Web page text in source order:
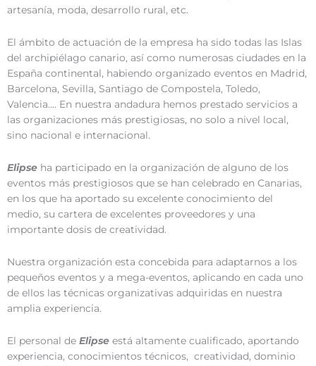
artesanía, moda, desarrollo rural, etc.
El ámbito de actuación de la empresa ha sido todas las Islas
del archipiélago canario, así como numerosas ciudades en la
España continental, habiendo organizado eventos en Madrid,
Barcelona, Sevilla, Santiago de Compostela, Toledo,
Valencia…. En nuestra andadura hemos prestado servicios a
las organizaciones más prestigiosas, no solo a nivel local,
sino nacional e internacional.
Elipse ha participado en la organización de alguno de los
eventos más prestigiosos que se han celebrado en Canarias,
en los que ha aportado su excelente conocimiento del
medio, su cartera de excelentes proveedores y una
importante dosis de creatividad.
Nuestra organización esta concebida para adaptarnos a los
pequeños eventos y a mega-eventos, aplicando en cada uno
de ellos las técnicas organizativas adquiridas en nuestra
amplia experiencia.
El personal de Elipse está altamente cualificado, aportando
experiencia, conocimientos técnicos, creatividad, dominio